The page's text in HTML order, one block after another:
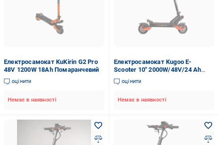
Електросамокат KuKirin G2 Pro
48V 1200W 18Ah Помаранчевий
оцінити
Немає в наявності
Електросамокат Kugoo E-
Scooter 10" 2000W/48V/24 Ah
NFC (KES-2000-4824)
оцінити
Немає в наявності